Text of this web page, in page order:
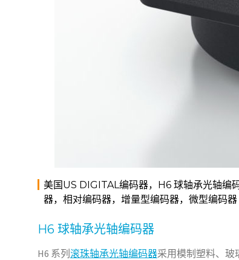
美国US DIGITAL编码器，H6 球轴承光轴编
器，相对编码器，增量型编码器，微型编码器
H6 球轴承光轴编码器
H6 系列 滚珠轴承光轴编码器采用模制塑料、玻